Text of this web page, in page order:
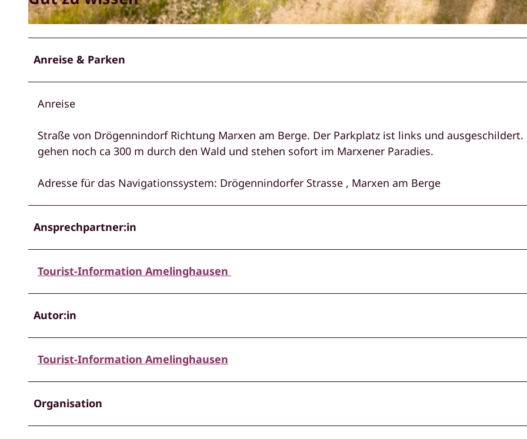
Anreise & Parken
Anreise
Straße von Drögennindorf Richtung Marxen am Berge. Der Parkplatz ist links und ausgeschildert.
gehen noch ca 300 m durch den Wald und stehen sofort im Marxener Paradies.
Adresse für das Navigationssystem: Drögennindorfer Strasse , Marxen am Berge
Ansprechpartner:in
Tourist-Information Amelinghausen
Autor:in
Tourist-Information Amelinghausen
Organisation